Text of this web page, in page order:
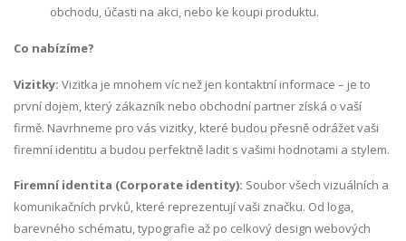
obchodu, účasti na akci, nebo ke koupi produktu.
Co nabízíme?
Vizitky: Vizitka je mnohem víc než jen kontaktní informace – je to
první dojem, který zákazník nebo obchodní partner získá o vaší
firmě. Navrhneme pro vás vizitky, které budou přesně odrážet vaši
firemní identitu a budou perfektně ladit s vašimi hodnotami a stylem.
Firemní identita (Corporate identity): Soubor všech vizuálních a
komunikačních prvků, které reprezentují vaši značku. Od loga,
barevného schématu, typografie až po celkový design webových